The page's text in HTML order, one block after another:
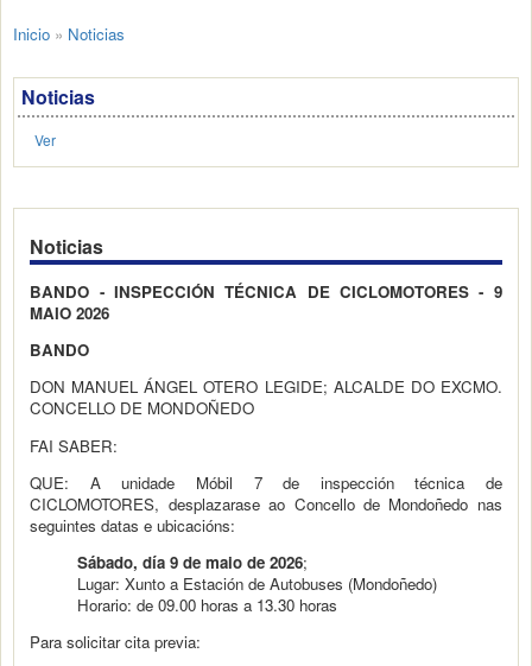
Inicio » Noticias
Noticias
Ver
Noticias
BANDO - INSPECCIÓN TÉCNICA DE CICLOMOTORES - 9
MAIO 2026
BANDO
DON MANUEL ÁNGEL OTERO LEGIDE; ALCALDE DO EXCMO.
CONCELLO DE MONDOÑEDO
FAI SABER:
QUE: A unidade Móbil 7 de inspección técnica de
CICLOMOTORES, desplazarase ao Concello de Mondoñedo nas
seguintes datas e ubicacións:
Sábado, día 9 de maio de 2026;
Lugar: Xunto a Estación de Autobuses (Mondoñedo)
Horario: de 09.00 horas a 13.30 horas
Para solicitar cita previa: